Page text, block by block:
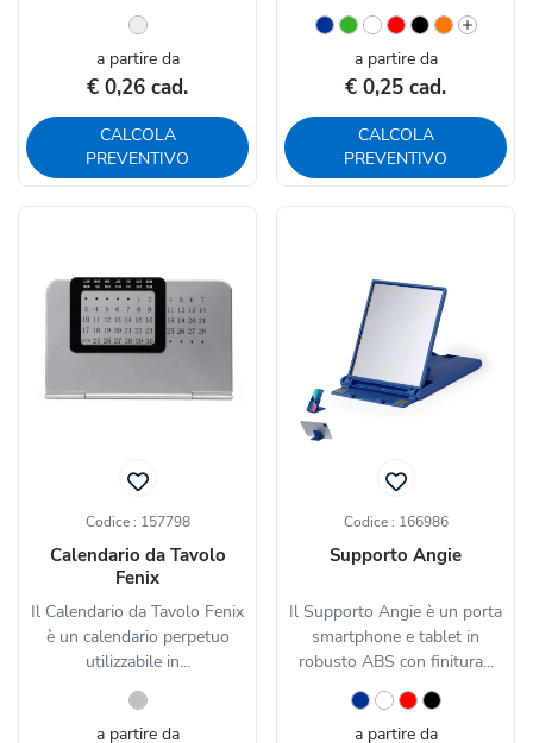
a partire da
€ 0,26 cad.
CALCOLA
PREVENTIVO
a partire da
€ 0,25 cad.
CALCOLA
PREVENTIVO
Codice : 157798
Calendario da Tavolo
Fenix
Il Calendario da Tavolo Fenix
è un calendario perpetuo
utilizzabile in...
a partire da
Codice : 166986
Supporto Angie
Il Supporto Angie è un porta
smartphone e tablet in
robusto ABS con finitura...
a partire da